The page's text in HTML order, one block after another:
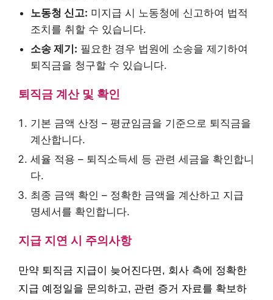
노동청 신고: 미지급 시 노동청에 신고하여 법적
조치를 취할 수 있습니다.
소송 제기: 필요한 경우 법원에 소송을 제기하여
퇴직금을 청구할 수 있습니다.
퇴직금 계산 및 확인
기본 금액 산정 – 평균임금을 기준으로 퇴직금을
계산합니다.
세율 적용 – 퇴직소득세 등 관련 세금을 확인합니
다.
최종 금액 확인 – 정확한 금액을 계산하고 지급
명세서를 확인합니다.
지급 지연 시 주의사항
만약 퇴직금 지급이 늦어진다면, 회사 측에 정확한
지급 예정일을 문의하고, 관련 증거 자료를 확보하